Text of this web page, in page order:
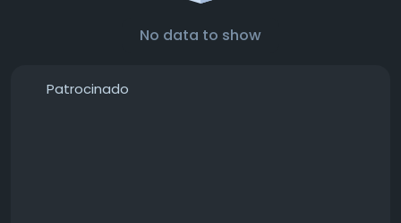
No data to show
Patrocinado